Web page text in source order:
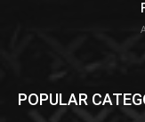
POPULAR